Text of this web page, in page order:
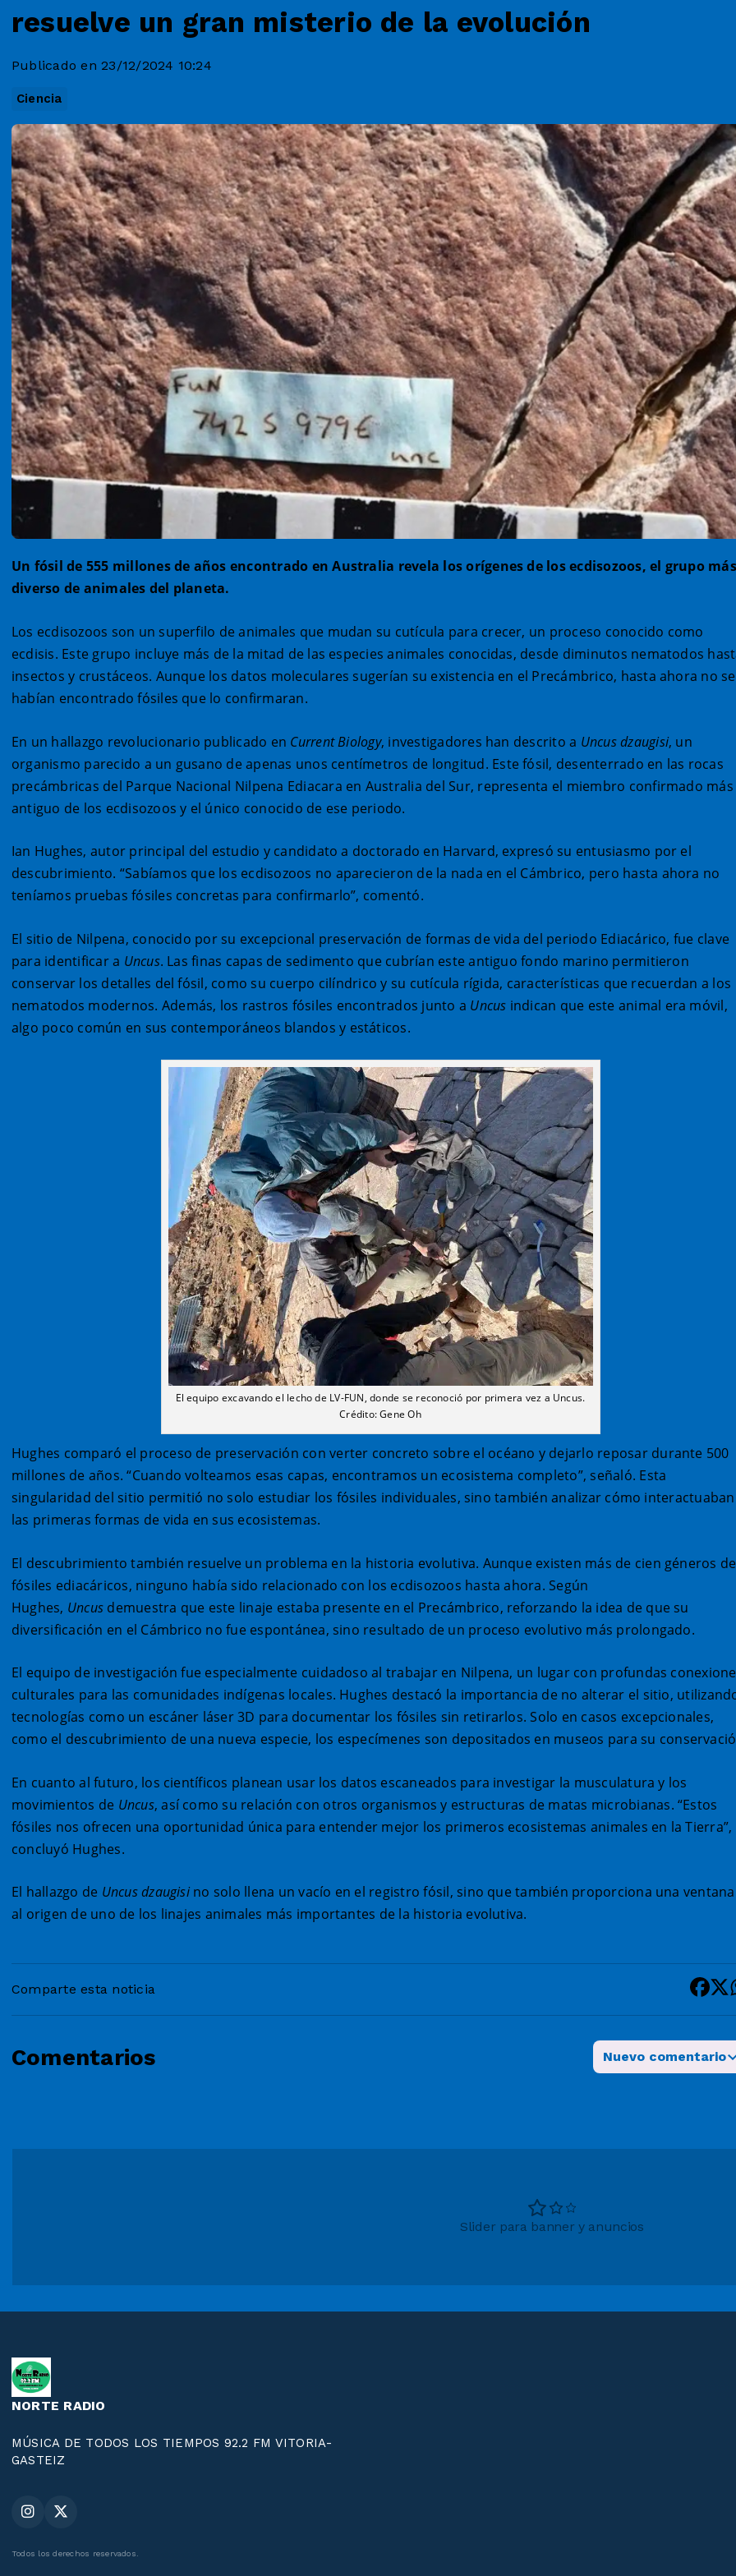
resuelve un gran misterio de la evolución
Publicado en 23/12/2024 10:24
Ciencia
Un fósil de 555 millones de años encontrado en Australia revela los orígenes de los ecdisozoos, el grupo más
diverso de animales del planeta.
Los ecdisozoos son un superfilo de animales que mudan su cutícula para crecer, un proceso conocido como
ecdisis. Este grupo incluye más de la mitad de las especies animales conocidas, desde diminutos nematodos
insectos y crustáceos. Aunque los datos moleculares sugerían su existencia en el Precámbrico, hasta ahora no se
habían encontrado fósiles que lo confirmaran.
En un hallazgo revolucionario publicado en Current Biology, investigadores han descrito a Uncus dzaugisi, un
organismo parecido a un gusano de apenas unos centímetros de longitud. Este fósil, desenterrado en las rocas
precámbricas del Parque Nacional Nilpena Ediacara en Australia del Sur, representa el miembro confirmado más
antiguo de los ecdisozoos y el único conocido de ese periodo.
Ian Hughes, autor principal del estudio y candidato a doctorado en Harvard, expresó su entusiasmo por el
descubrimiento. “Sabíamos que los ecdisozoos no aparecieron de la nada en el Cámbrico, pero hasta ahora no
teníamos pruebas fósiles concretas para confirmarlo”, comentó.
El sitio de Nilpena, conocido por su excepcional preservación de formas de vida del periodo Ediacárico, fue clave
para identificar a Uncus. Las finas capas de sedimento que cubrían este antiguo fondo marino permitieron
conservar los detalles del fósil, como su cuerpo cilíndrico y su cutícula rígida, características que recuerdan a los
nematodos modernos. Además, los rastros fósiles encontrados junto a Uncus indican que este animal era móvil,
algo poco común en sus contemporáneos blandos y estáticos.
El equipo excavando el lecho de LV-FUN, donde se reconoció por primera vez a Uncus.
Crédito: Gene Oh
Hughes comparó el proceso de preservación con verter concreto sobre el océano y dejarlo reposar durante 500
millones de años. “Cuando volteamos esas capas, encontramos un ecosistema completo”, señaló. Esta
singularidad del sitio permitió no solo estudiar los fósiles individuales, sino también analizar cómo interactuaban
las primeras formas de vida en sus ecosistemas.
El descubrimiento también resuelve un problema en la historia evolutiva. Aunque existen más de cien géneros de
fósiles ediacáricos, ninguno había sido relacionado con los ecdisozoos hasta ahora. Según
Hughes, Uncus demuestra que este linaje estaba presente en el Precámbrico, reforzando la idea de que su
diversificación en el Cámbrico no fue espontánea, sino resultado de un proceso evolutivo más prolongado.
El equipo de investigación fue especialmente cuidadoso al trabajar en Nilpena, un lugar con profundas
culturales para las comunidades indígenas locales. Hughes destacó la importancia de no alterar el sitio,
tecnologías como un escáner láser 3D para documentar los fósiles sin retirarlos. Solo en casos excepcionales,
como el descubrimiento de una nueva especie, los especímenes son depositados en museos para su
En cuanto al futuro, los científicos planean usar los datos escaneados para investigar la musculatura y los
movimientos de Uncus, así como su relación con otros organismos y estructuras de matas microbianas. “Estos
fósiles nos ofrecen una oportunidad única para entender mejor los primeros ecosistemas animales en la Tierra”,
concluyó Hughes.
El hallazgo de Uncus dzaugisino solo llena un vacío en el registro fósil, sino que también proporciona una ventana
al origen de uno de los linajes animales más importantes de la historia evolutiva.
Comparte esta noticia
Comentarios Nuevo comentario
Slider para banner y anuncios
NORTE RADIO
MÚSICA DE TODOS LOS TIEMPOS 92.2 FM VITORIA-
GASTEIZ
Todos los derechos reservados.